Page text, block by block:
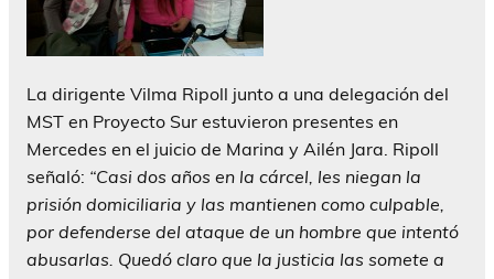
La dirigente Vilma Ripoll junto a una delegación del
MST en Proyecto Sur estuvieron presentes en
Mercedes en el juicio de Marina y Ailén Jara. Ripoll
señaló: “Casi dos años en la cárcel, les niegan la
prisión domiciliaria y las mantienen como culpable,
por defenderse del ataque de un hombre que intentó
abusarlas. Quedó claro que la justicia las somete a